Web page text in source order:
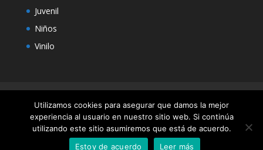
Juvenil
Niños
Vinilo
Utilizamos cookies para asegurar que damos la mejor
experiencia al usuario en nuestro sitio web. Si continúa
utilizando este sitio asumiremos que está de acuerdo.
Estoy de acuerdo
Leer más